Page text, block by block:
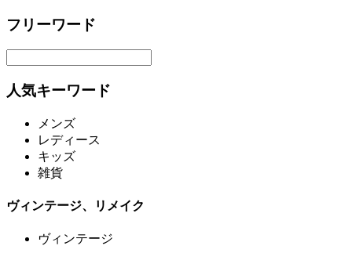
フリーワード
人気キーワード
メンズ
レディース
キッズ
雑貨
ヴィンテージ、リメイク
ヴィンテージ